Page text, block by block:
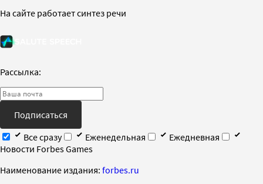
На сайте работает синтез речи
Рассылка:
Подписаться
Все сразу
Еженедельная
Ежедневная
Новости Forbes Games
Наименование издания: forbes.ru